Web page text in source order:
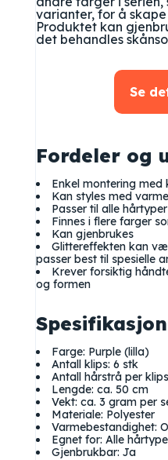
varianter, for å
Produktet kan
det behandles
Fordeler og
Enkel montering med
Kan styles med
Passer til alle hårtyper
Finnes i flere farger
Kan gjenbrukes
Glittereffekten kan
passer best til spesielle
Krever forsiktig
og formen
Farge: Purple (lilla)
Antall klips: 6 stk
Antall hårstrå per
Lengde: ca. 50 cm
Vekt: ca. 3 gram per
Materiale: Polyester
Varmebestandighet:
Egnet for: Alle
Gjenbrukbar: Ja
Se